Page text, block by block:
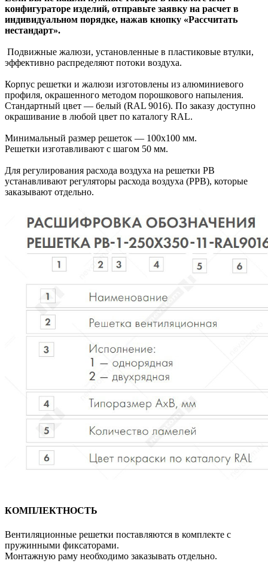
конфигураторе изделий, отправьте заявку на расчет в
индивидуальном порядке, нажав кнопку «Рассчитать
нестандарт».
Подвижные жалюзи, установленные в пластиковые втулки,
эффективно распределяют потоки воздуха.
Корпус решетки и жалюзи изготовлены из алюминиевого
профиля, окрашенного методом порошкового напыления.
Стандартный цвет — белый (RAL 9016). По заказу доступно
окрашивание в любой цвет по каталогу RAL.
Минимальный размер решеток — 100х100 мм.
Решетки изготавливают с шагом 50 мм.
Для регулирования расхода воздуха на решетки РВ
устанавливают регуляторы расхода воздуха (РРВ), которые
заказывают отдельно.
КОМПЛЕКТНОСТЬ
Вентиляционные решетки поставляются в комплекте с
пружинными фиксаторами.
Монтажную раму необходимо заказывать отдельно.